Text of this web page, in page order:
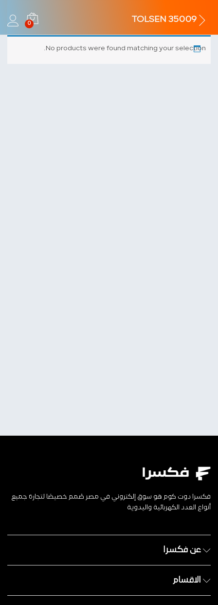
TOLSEN 35009
0
No products were found matching your selection.
فكسرا دوت كوم هو سوق إلكتروني في مصر صُمم خصيصًا لتجارة جميع
أنواع العدد الكهربائية واليدوية
عن فكسرا
الاقسام